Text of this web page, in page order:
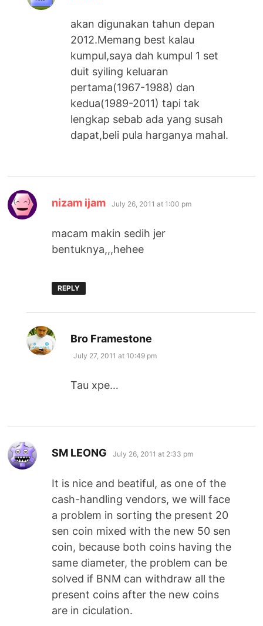
akan digunakan tahun depan
2012.Memang best kalau
kumpul,saya dah kumpul 1 set
duit syiling keluaran
pertama(1967-1988) dan
kedua(1989-2011) tapi tak
lengkap sebab ada yang susah
dapat,beli pula harganya mahal.
nizam ijam says:
July 26, 2011 at 1:00 pm
macam makin sedih jer
bentuknya,,,hehee
REPLY
Bro Framestone
July 27, 2011 at 10:49 pm
Tau xpe…
SM LEONG says:
July 26, 2011 at 2:33 pm
It is nice and beatiful, as one of the
cash-handling vendors, we will face
a problem in sorting the present 20
sen coin mixed with the new 50 sen
coin, because both coins having the
same diameter, the problem can be
solved if BNM can withdraw all the
present coins after the new coins
are in ciculation.